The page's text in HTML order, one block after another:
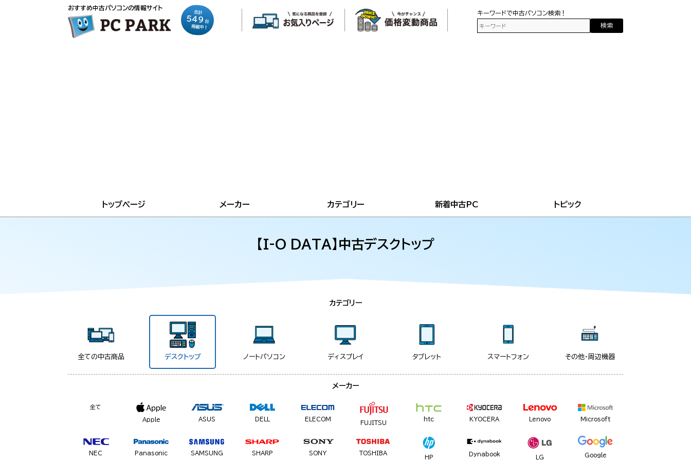
おすすめ中古パソコンの情報サイト
合計
549 台
掲載中！
キーワードで中古パソコン検索！
検索
トップページ メーカー カテゴリー 新着中古PC トピック
【I-O DATA】中古デスクトップ
カテゴリー
全ての中古商品 デスクトップ ノートパソコン ディスプレイ タブレット スマートフォン その他・周辺機器
メーカー
全て
Apple ASUS DELL ELECOM
FUJITSU
htc KYOCERA Lenovo Microsoft
NEC Panasonic SAMSUNG SHARP SONY TOSHIBA
HP
Dynabook
LG Google